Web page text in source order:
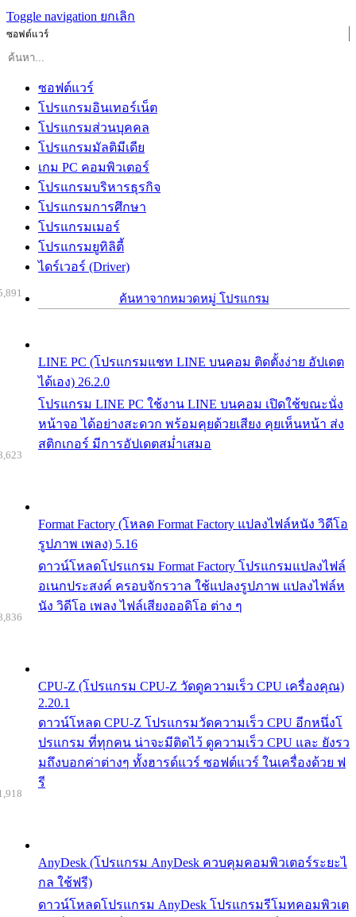
Toggle navigation ยกเลิก
ซอฟต์แวร์
ซอฟต์แวร์
โปรแกรมอินเทอร์เน็ต
โปรแกรมส่วนบุคคล
โปรแกรมมัลติมีเดีย
เกม PC คอมพิวเตอร์
โปรแกรมบริหารธุรกิจ
โปรแกรมการศึกษา
โปรแกรมเมอร์
โปรแกรมยูทิลิตี้
ไดร์เวอร์ (Driver)
ค้นหาจากหมวดหมู่ โปรแกรม
LINE PC (โปรแกรมแชท LINE บนคอม ติดตั้งง่าย อัปเดต
ได้เอง) 26.2.0
โปรแกรม LINE PC ใช้งาน LINE บนคอม เปิดใช้ขณะนั่ง
หน้าจอ ได้อย่างสะดวก พร้อมคุยด้วยเสียง คุยเห็นหน้า ส่ง
สติกเกอร์ มีการอัปเดตสม่ำเสมอ
Format Factory (โหลด Format Factory แปลงไฟล์หนัง วิดีโอ
รูปภาพ เพลง) 5.16
ดาวน์โหลดโปรแกรม Format Factory โปรแกรมแปลงไฟล์
อเนกประสงค์ ครอบจักรวาล ใช้แปลงรูปภาพ แปลงไฟล์ห
นัง วิดีโอ เพลง ไฟล์เสียงออดิโอ ต่าง ๆ
CPU-Z (โปรแกรม CPU-Z วัดดูความเร็ว CPU เครื่องคุณ)
2.20.1
ดาวน์โหลด CPU-Z โปรแกรมวัดความเร็ว CPU อีกหนึ่งโ
ปรแกรม ที่ทุกคน น่าจะมีติดไว้ ดูความเร็ว CPU และ ยังรว
มถึงบอกค่าต่างๆ ทั้งฮารด์แวร์ ซอฟต์แวร์ ในเครื่องด้วย ฟ
รี
AnyDesk (โปรแกรม AnyDesk ควบคุมคอมพิวเตอร์ระยะไ
กล ใช้ฟรี)
ดาวน์โหลดโปรแกรม AnyDesk โปรแกรมรีโมทคอมพิวเต